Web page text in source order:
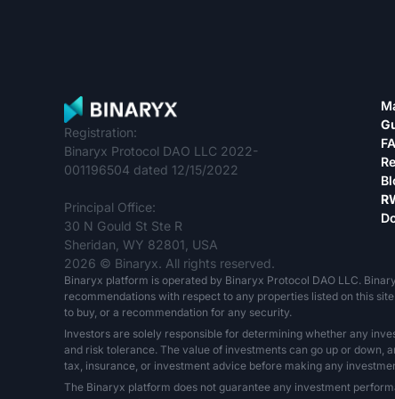
Registration:
Binaryx Protocol DAO LLC 2022-
001196504 dated 12/15/2022
Principal Office:
30 N Gould St Ste R
Sheridan, WY 82801, USA
2026 © Binaryx. All rights reserved.
Binaryx platform is operated by Binaryx Protocol DAO LLC.
recommendations with respect to any properties listed on this
to buy, or a recommendation for any security.
Investors are solely responsible for determining whether any
and risk tolerance. The value of investments can go up or down,
tax, insurance, or investment advice before making any
The Binaryx platform does not guarantee any investment